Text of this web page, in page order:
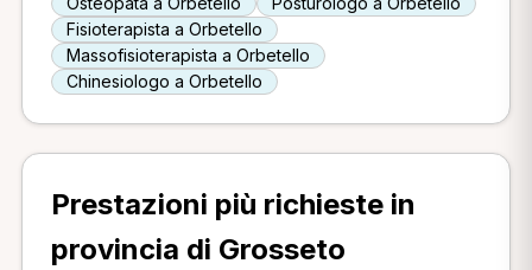
Fisioterapista a Orbetello
Massofisioterapista a Orbetello
Chinesiologo a Orbetello
Prestazioni più richieste in
provincia di Grosseto